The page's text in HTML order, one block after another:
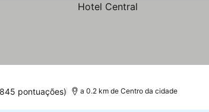
pontuações) a 0.2 km de Centro da cidade